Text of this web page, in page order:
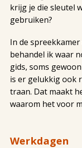
krijg je die sleutel
gebruiken?
In de
behandel ik waar
gids, soms
is er gelukkig ook
traan. Dat maakt
waarom het voor
Werkdagen